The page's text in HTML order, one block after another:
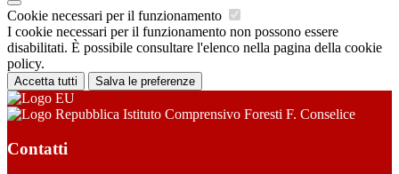
Cookie necessari per il funzionamento
I cookie necessari per il funzionamento non possono essere
disabilitati. È possibile consultare l'elenco nella pagina della cookie
policy.
Accetta tutti Salva le preferenze
Istituto Comprensivo Foresti F. Conselice
Contatti